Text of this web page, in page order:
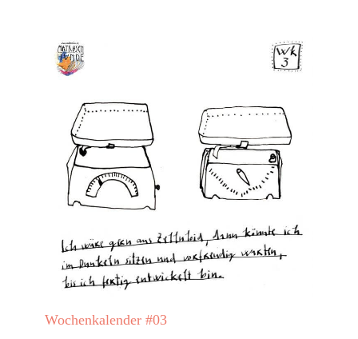
Wochenkalender #03